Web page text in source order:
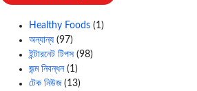
Healthy Foods (1)
অন্যান্য (97)
ইন্টারনেট টিপস (98)
জন্ম নিবন্ধন(1)
টেক নিউজ(13)